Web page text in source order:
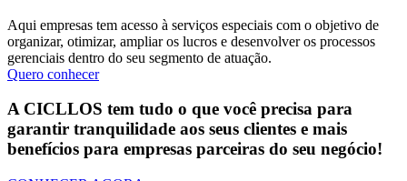
Aqui empresas tem acesso à serviços especiais com o objetivo de
organizar, otimizar, ampliar os lucros e desenvolver os processos
gerenciais dentro do seu segmento de atuação.
Quero conhecer
A CICLLOS tem tudo o que você precisa para
garantir tranquilidade aos seus clientes e mais
benefícios para empresas parceiras do seu negócio!